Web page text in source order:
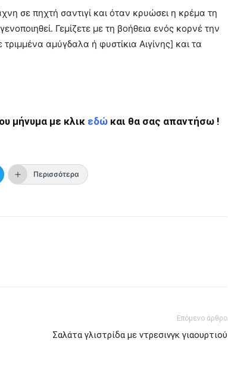
σε πηχτή σαντιγί και όταν κρυώσει η κρέμα τη
Γεμίζετε με τη βοήθεια ενός κορνέ την
αμύγδαλα ή φυστίκια Αιγίνης] και τα
μήνυμα με κλικ εδώ και θα σας απαντήσω !
Περισσότερα
Επόμενο άρθρο
Σαλάτα γλιστρίδα με ντρεσινγκ γιαουρτιού